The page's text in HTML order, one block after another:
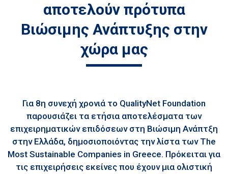
αποτελούν πρότυπα
Βιώσιμης Ανάπτυξης στην
χώρα μας
Για 8η συνεχή χρονιά το QualityΝet Foundation
παρουσιάζει τα ετήσια αποτελέσματα των
επιχειρηματικών επιδόσεων στη Βιώσιμη Ανάπτξη
στην Ελλάδα, δημοσιοποιόντας την λίστα των The
Most Sustainable Companies in Greece. Πρόκειται για
τις επιχειρήσεις εκείνες που έχουν μια ολιστική